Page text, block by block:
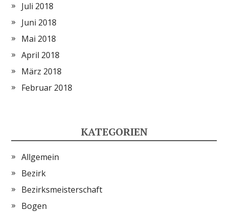
Juli 2018
Juni 2018
Mai 2018
April 2018
März 2018
Februar 2018
KATEGORIEN
Allgemein
Bezirk
Bezirksmeisterschaft
Bogen